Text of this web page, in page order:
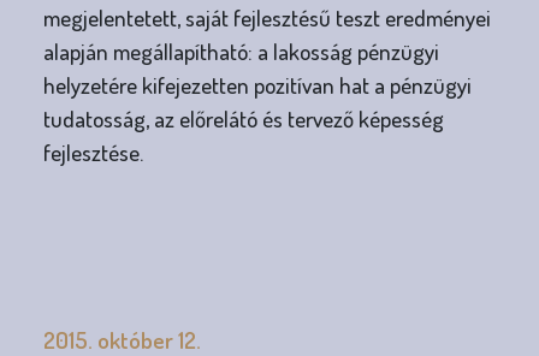
megjelentetett, saját fejlesztésű teszt eredményei
alapján megállapítható: a lakosság pénzügyi
helyzetére kifejezetten pozitívan hat a pénzügyi
tudatosság, az előrelátó és tervező képesség
fejlesztése.
2015. október 12.